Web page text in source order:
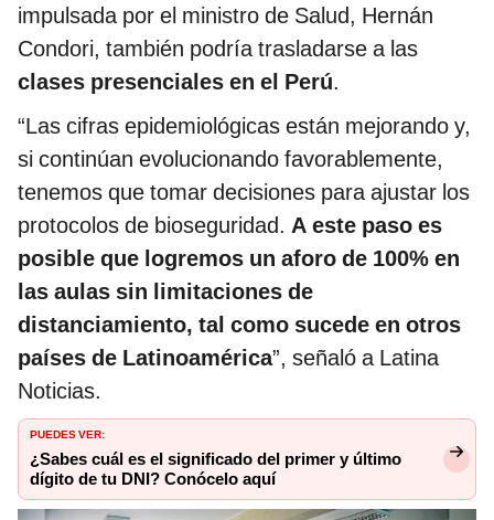
impulsada por el ministro de Salud, Hernán
Condori, también podría trasladarse a las
clases presenciales en el Perú.
“Las cifras epidemiológicas están mejorando y,
si continúan evolucionando favorablemente,
tenemos que tomar decisiones para ajustar los
protocolos de bioseguridad. A este paso es
posible que logremos un aforo de 100% en
las aulas sin limitaciones de
distanciamiento, tal como sucede en otros
países de Latinoamérica”, señaló a Latina
Noticias.
PUEDES VER:
¿Sabes cuál es el significado del primer y último
dígito de tu DNI? Conócelo aquí